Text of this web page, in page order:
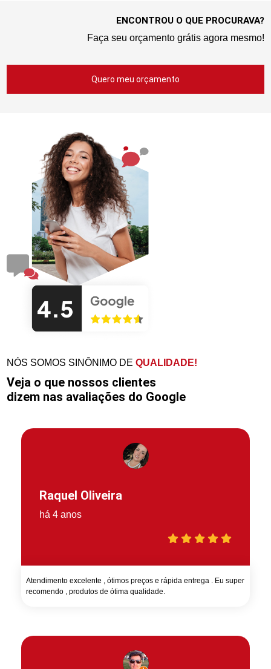
ENCONTROU O QUE PROCURAVA?
Faça seu orçamento grátis agora mesmo!
Quero meu orçamento
NÓS SOMOS SINÔNIMO DEQUALIDADE!
Veja o que nossos clientes
dizem nas avaliações do Google
Raquel Oliveira
há 4 anos
Atendimento excelente , ótimos preços e rápida entrega . Eu super
recomendo , produtos de ótima qualidade.